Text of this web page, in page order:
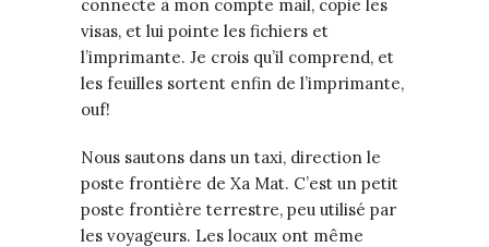
connecte à mon compte mail, copie les
visas, et lui pointe les fichiers et
l’imprimante. Je crois qu’il comprend, et
les feuilles sortent enfin de l’imprimante,
ouf!
Nous sautons dans un taxi, direction le
poste frontière de Xa Mat. C’est un petit
poste frontière terrestre, peu utilisé par
les voyageurs. Les locaux ont même